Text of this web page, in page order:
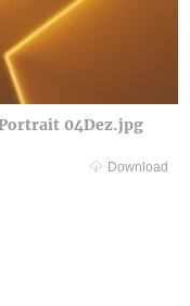
04Dez.jpg
Download